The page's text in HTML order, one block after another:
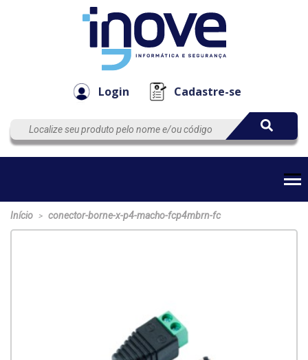
Login Cadastre-se
EmpresaAutomação
Início > conector-borne-x-p4-macho-fcp4mbrn-fc